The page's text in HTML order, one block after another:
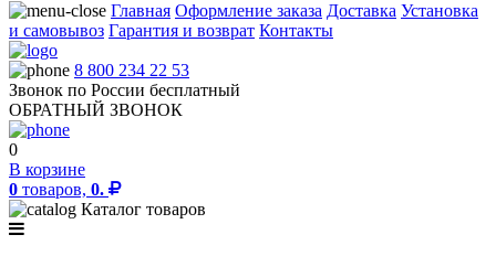
Главная Оформление заказа Доставка Установка
и самовывоз Гарантия и возврат Контакты
8 800 234 22 53
Звонок по России бесплатный
ОБРАТНЫЙ ЗВОНОК
0
В корзине
0 товаров, 0.
Каталог товаров